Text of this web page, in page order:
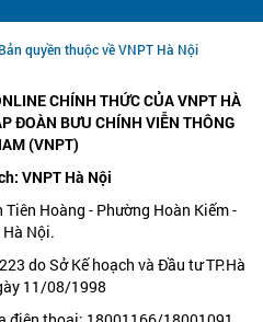
quyền thuộc về VNPT Hà Nội
CHÍNH THỨC CỦA VNPT HÀ
ĐOÀN BƯU CHÍNH VIỄN THÔNG
(VNPT)
VNPT Hà Nội
Hoàng - Phường Hoàn Kiếm -
Hà Nội.
do Sở Kế hoạch và Đầu tư TP.Hà
11/08/1998